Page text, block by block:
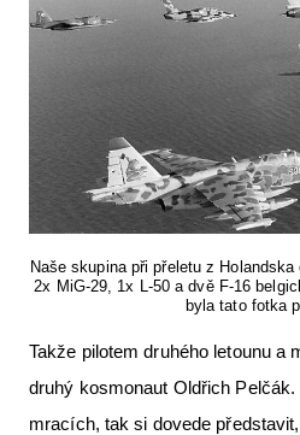
Naše skupina při přeletu z
2x MiG-29, 1x L-50 a dvě F-16
byla tato fotka
Takže pilotem druhého letounu a
druhý kosmonaut Oldřich
mracích, tak si dovede